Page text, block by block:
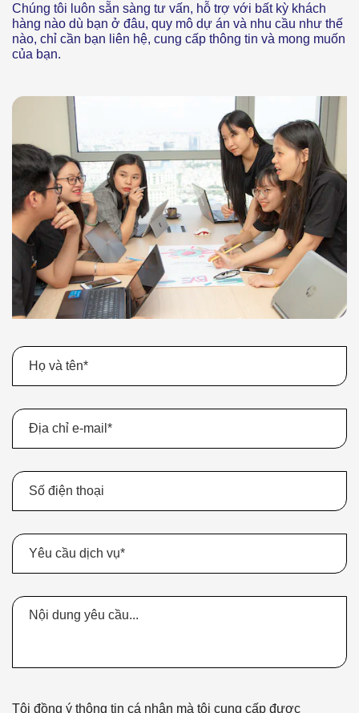
Chúng tôi luôn sẵn sàng tư vấn, hỗ trợ với bất kỳ khách
hàng nào dù bạn ở đâu, quy mô dự án và nhu cầu như thế
nào, chỉ cần bạn liên hệ, cung cấp thông tin và mong muốn
của bạn.
Tôi đồng ý thông tin cá nhân mà tôi cung cấp được